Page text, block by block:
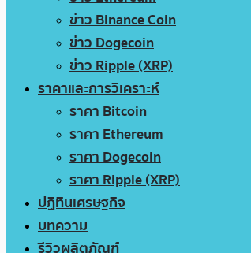
ข่าว Binance Coin
ข่าว Dogecoin
ข่าว Ripple (XRP)
ราคาและการวิเคราะห์
ราคา Bitcoin
ราคา Ethereum
ราคา Dogecoin
ราคา Ripple (XRP)
ปฏิทินเศรษฐกิจ
บทความ